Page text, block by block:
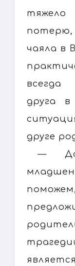
чаяла в
всегда
друга в
друге
—